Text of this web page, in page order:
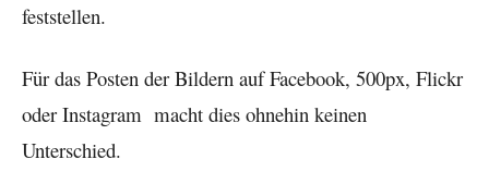
feststellen.
Für das Posten der Bildern auf Facebook, 500px, Flickr
oder Instagram macht dies ohnehin keinen
Unterschied.